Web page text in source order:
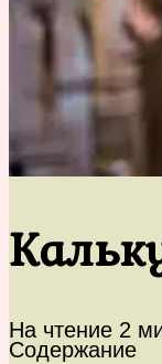
На чтение 2
Содержание